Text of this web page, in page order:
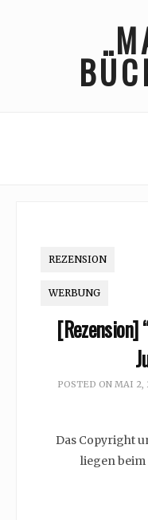
REZENSION
WERBUNG
[Rezension]
POSTED ON MAI 2,
Das Copyright
liegen beim